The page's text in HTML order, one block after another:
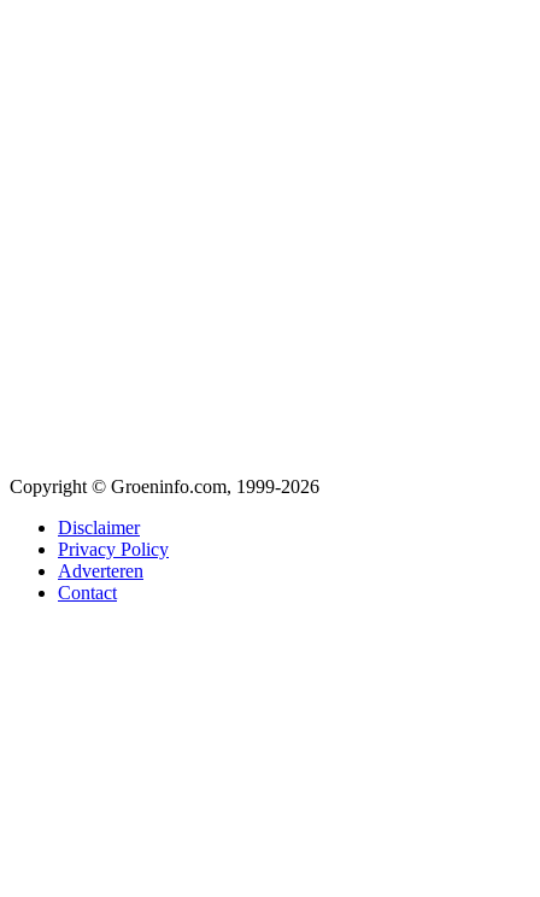
Copyright © Groeninfo.com, 1999-2026
Disclaimer
Privacy Policy
Adverteren
Contact